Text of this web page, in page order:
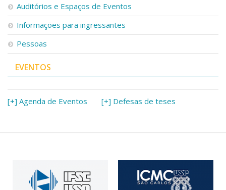
Auditórios e Espaços de Eventos
Informações para ingressantes
Pessoas
EVENTOS
[+] Agenda de Eventos [+] Defesas de teses